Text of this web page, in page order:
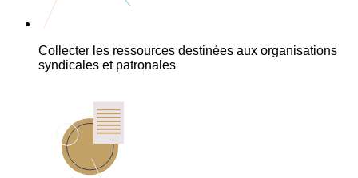
Collecter les ressources destinées aux organisations
syndicales et patronales